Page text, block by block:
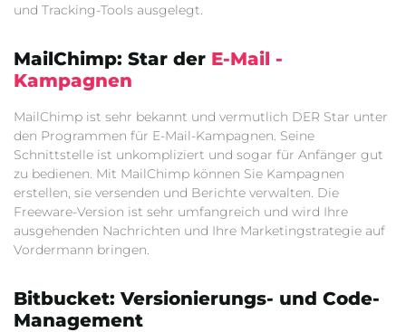
und Tracking-Tools ausgelegt.
MailChimp: Star der E-Mail -
Kampagnen
MailChimp ist sehr bekannt und vermutlich DER Star unter
den Programmen für E-Mail-Kampagnen. Seine
Schnittstelle ist unkompliziert und sogar für Anfänger gut
zu bedienen. Mit MailChimp können Sie Kampagnen
erstellen, sie versenden und Berichte verwalten. Die
Freeware-Version ist sehr umfangreich und wird Ihre
ausgehenden Nachrichten und Ihre Marketingstrategie auf
Vordermann bringen.
Bitbucket: Versionierungs- und Code-
Management